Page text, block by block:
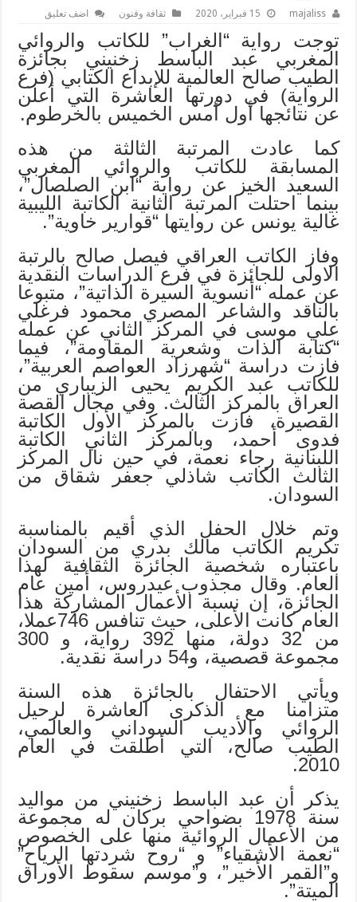
majaliss 15 فبراير، 2020 ثقافة وفنون اضف تعليق
توجت رواية “الغراب” للكاتب والروائي
المغربي عبد الباسط زخنيني بجائزة
الطيب صالح العالمية للإبداع الكتابي (فرع
الرواية) في دورتها العاشرة التي أعلن
عن نتائجها أول أمس الخميس بالخرطوم.
كما عادت المرتبة الثالثة من هذه
المسابقة للكاتب والروائي المغربي
السعيد الخيز عن رواية “ابن الصلصال”،
بينما احتلت المرتبة الثانية الكاتبة الليبية
غالية يونس عن روايتها “قوارير خاوية”.
وفاز الكاتب العراقي فيصل صالح بالرتبة
الاولى للجائزة في فرع الدراسات النقدية
عن عمله “أنسوية السيرة الذاتية”، متبوعا
بالناقد والشاعر المصري محمود فرغلي
علي موسى في المركز الثاني عن عمله
“كتابة الذات وشعرية المقاومة”، فيما
فازت دراسة “شهرزاد العواصم العربية”،
للكاتب عبد الكريم يحيى الزيباري من
العراق بالمركز الثالث. وفي مجال القصة
القصيرة، فازت بالمركز الأول الكاتبة
فدوى أحمد، وبالمركز الثاني الكاتبة
اللبنانية رجاء نعمة، في حين نال المركز
الثالث الكاتب شاذلي جعفر شقاق من
السودان.
وتم خلال الحفل الذي أقيم بالمناسبة
تكريم الكاتب مالك بدري من السودان
باعتباره شخصية الجائزة الثقافية لهذا
العام. وقال مجذوب عيدروس، أمين عام
الجائزة، إن نسبة الأعمال المشاركة هذا
العام كانت الأعلى، حيث تنافس 746عملا،
من 32 دولة، منها 392 رواية، و 300
مجموعة قصصية، و54 دراسة نقدية.
ويأتي الاحتفال بالجائزة هذه السنة
متزامنا مع الذكرى العاشرة لرحيل
الروائي والأديب السوداني والعالمي،
الطيب صالح، التي أطلقت في العام
2010.
يذكر أن عبد الباسط زخنيني من مواليد
سنة 1978 بضواحي بركان له مجموعة
من الأعمال الروائية منها على الخصوص
“نعمة الأشقياء” و “روح شردتها الرياح”
و”القمر الأخير”، و”موسم سقوط الأوراق
الميتة”.